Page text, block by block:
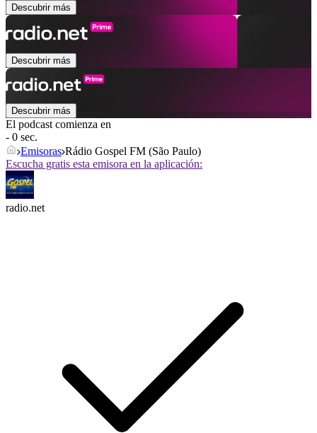
Descubrir más
Descubrir más
Descubrir más
El podcast comienza en
- 0 sec.
Emisoras Rádio Gospel FM (São Paulo)
Escucha gratis esta emisora en la aplicación:
radio.net